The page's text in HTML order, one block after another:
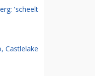
'scheelt
Castlelake